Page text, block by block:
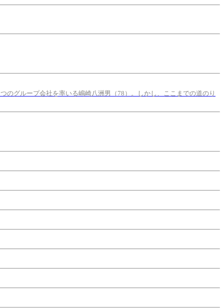
のグループ会社を率いる嶋崎八洲男（78）。しかし、ここまでの道のり